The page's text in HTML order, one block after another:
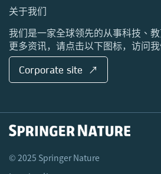
关于我们
我们是一家全球领先的从事科技、
更多资讯，请点击以下图标，访问
Corporate site ↗
© 2025 Springer Nature